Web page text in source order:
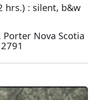
hrs.) : silent, b&w
Nova Scotia